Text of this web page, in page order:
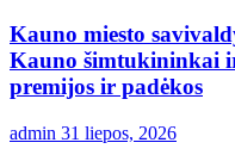
Kauno miesto
Kauno šimtukininkai
premijos ir padėkos
admin 31 liepos, 2026